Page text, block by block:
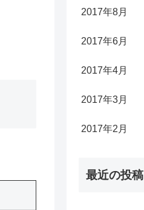
2017年8月
2017年6月
2017年4月
2017年3月
2017年2月
最近の投稿